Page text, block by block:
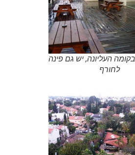
העליונה, יש גם פינה
לחורף